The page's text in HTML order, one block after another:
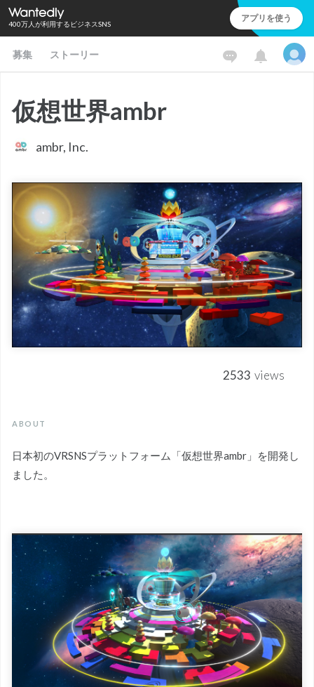
400万人が利用するビジネスSNS アプリを使う
募集 ストーリー
仮想世界ambr
ambr, Inc.
2533 views
ABOUT
日本初のVRSNSプラットフォーム「仮想世界ambr」を開発し
ました。